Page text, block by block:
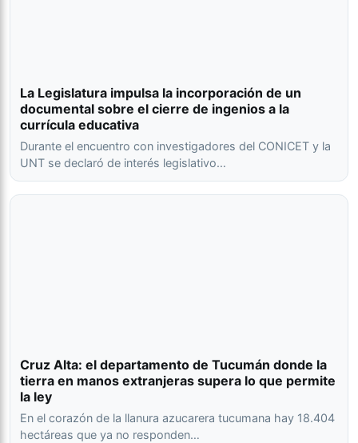
La Legislatura impulsa la incorporación de un
documental sobre el cierre de ingenios a la
currícula educativa
Durante el encuentro con investigadores del CONICET y la
UNT se declaró de interés legislativo…
Cruz Alta: el departamento de Tucumán donde la
tierra en manos extranjeras supera lo que permite
la ley
En el corazón de la llanura azucarera tucumana hay 18.404
hectáreas que ya no responden…